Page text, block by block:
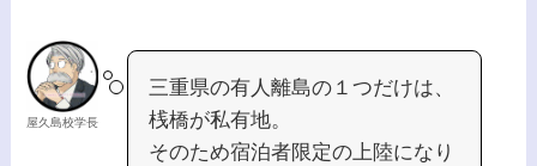
屋久島校学長
三重県の有人離島の１つだけは、
桟橋が私有地。
そのため宿泊者限定の上陸になり